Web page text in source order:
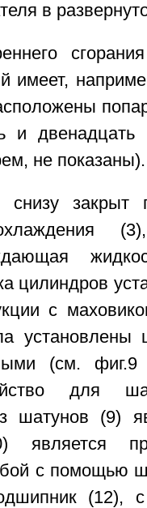
в
имеет,
и двенадцать
не показаны).
снизу закрыт
цилиндров
с
(см.
для
шатунов (9)
является
с помощью
(12),